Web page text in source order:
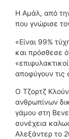
Η Αμάλ, από
που γνώρισε
«Είναι 99%
και πρόσθεσε
αποφύγουν τις
Ο Τζορτζ
ανθρωπίνων
γάμου στη
συνέχεια
Αλεξάντερ το